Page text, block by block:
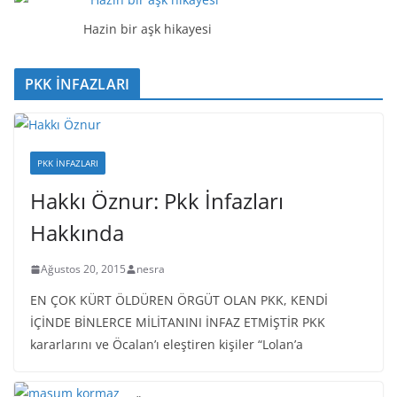
c
Hazin bir aşk hikayesi
PKK İNFAZLARI
PKK İNFAZLARI
Hakkı Öznur: Pkk İnfazları
Hakkında
Ağustos 20, 2015 nesra
EN ÇOK KÜRT ÖLDÜREN ÖRGÜT OLAN PKK, KENDİ
İÇİNDE BİNLERCE MİLİTANINI İNFAZ ETMİŞTİR PKK
kararlarını ve Öcalan’ı eleştiren kişiler “Lolan’a